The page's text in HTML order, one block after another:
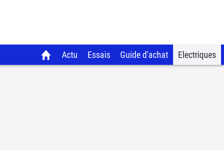
Actu Essais Guide d'achat Electriques